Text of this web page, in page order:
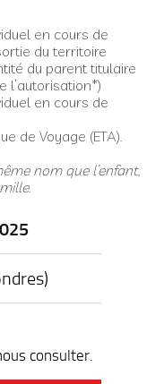
en cours de
du territoire
du parent titulaire
l’autorisation*)
en cours de
de Voyage (ETA).
nom que l’enfant,
consulter.